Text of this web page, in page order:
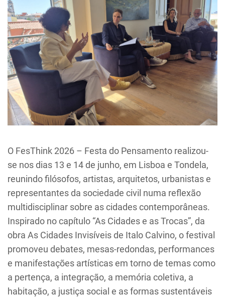
O FesThink 2026 – Festa do Pensamento realizou-
se nos dias 13 e 14 de junho, em Lisboa e Tondela,
reunindo filósofos, artistas, arquitetos, urbanistas e
representantes da sociedade civil numa reflexão
multidisciplinar sobre as cidades contemporâneas.
Inspirado no capítulo “As Cidades e as Trocas”, da
obra As Cidades Invisíveis de Italo Calvino, o festival
promoveu debates, mesas-redondas, performances
e manifestações artísticas em torno de temas como
a pertença, a integração, a memória coletiva, a
habitação, a justiça social e as formas sustentáveis